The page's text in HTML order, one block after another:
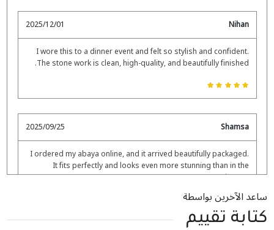
ساعد الآخرين بواسطة
كتابة تقييم
Nihan
2025/12/01
I wore this to a dinner event and felt so stylish and confident.
The stone work is clean, high-quality, and beautifully finished.
Shamsa
2025/09/25
I ordered my abaya online, and it arrived beautifully packaged.
It fits perfectly and looks even more stunning than in the
pictures.